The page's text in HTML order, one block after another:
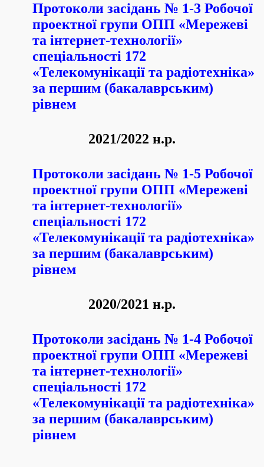
Протоколи засідань № 1-3 Робочої
проектної групи ОПП «Мережеві
та інтернет-технології»
спеціальності 172
«Телекомунікації та радіотехніка»
за першим (бакалаврським)
рівнем
2021/2022 н.р.
Протоколи засідань № 1-5 Робочої
проектної групи ОПП «Мережеві
та інтернет-технології»
спеціальності 172
«Телекомунікації та радіотехніка»
за першим (бакалаврським)
рівнем
2020/2021 н.р.
Протоколи засідань № 1-4 Робочої
проектної групи ОПП «Мережеві
та інтернет-технології»
спеціальності 172
«Телекомунікації та радіотехніка»
за першим (бакалаврським)
рівнем